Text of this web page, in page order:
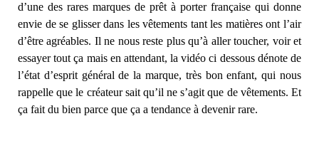
d’une des rares marques de prêt à porter française qui donne
envie de se glisser dans les vêtements tant les matières ont l’air
d’être agréables. Il ne nous reste plus qu’à aller toucher, voir et
essayer tout ça mais en attendant, la vidéo ci dessous dénote de
l’état d’esprit général de la marque, très bon enfant, qui nous
rappelle que le créateur sait qu’il ne s’agit que de vêtements. Et
ça fait du bien parce que ça a tendance à devenir rare.